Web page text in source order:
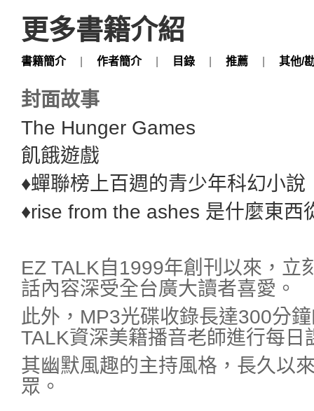
更多書籍介紹
書籍簡介 作者簡介 目錄 推薦 其他/
封面故事
The Hunger Games
飢餓遊戲
♦蟬聯榜上百週的青少年科幻小說
♦rise from the ashes 是什麼東西
EZ TALK自1999年創刊以來，立
話內容深受全台廣大讀者喜愛。
此外，MP3光碟收錄長達300分
TALK資深美籍播音老師進行每日
其幽默風趣的主持風格，長久以
眾。